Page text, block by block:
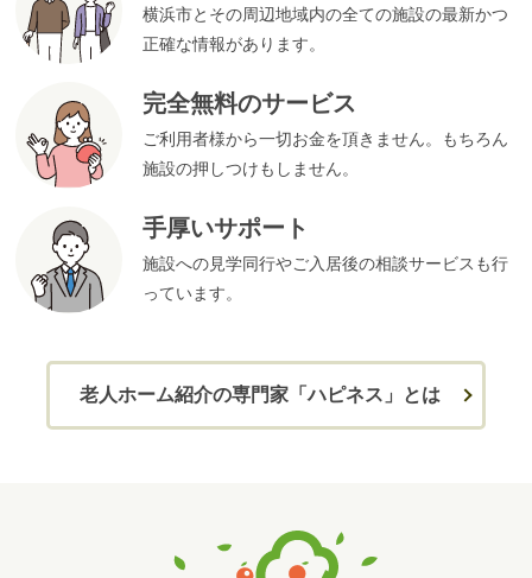
横浜市とその周辺地域内の全ての施設の最新かつ
正確な情報があります。
完全無料のサービス
ご利用者様から一切お金を頂きません。もちろん
施設の押しつけもしません。
手厚いサポート
施設への見学同行やご入居後の相談サービスも行
っています。
老人ホーム紹介の専門家「ハピネス」とは